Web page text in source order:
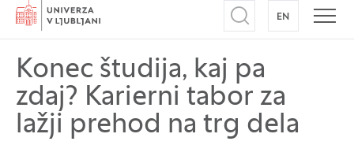
Domov
Odpri iskalnik
EN NA
Konec študija, kaj pa
zdaj? Karierni tabor za
lažji prehod na trg dela